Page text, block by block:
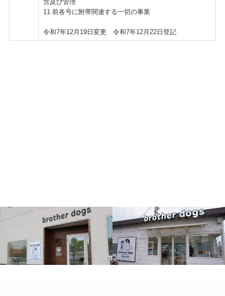
営及び管理
11.前各号に附帯関連する一切の事業
令和7年12月19日変更 令和7年12月22日登記